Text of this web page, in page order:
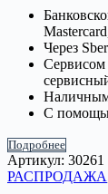
Через
С
Подробнее
Артикул: 30261
РАСПРОДАЖА